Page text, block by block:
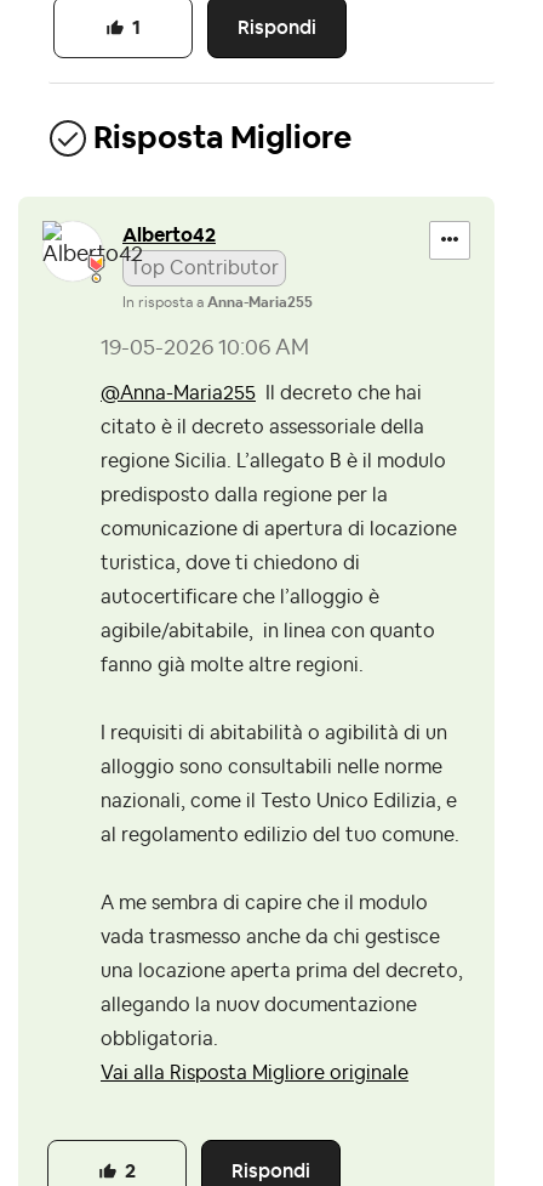
Rispondi
1
Risposta Migliore
Alberto42
Top Contributor
In risposta a Anna-Maria255
‎19-05-2026 10:06 AM
@Anna-Maria255 Il decreto che hai
citato è il decreto assessoriale della
regione Sicilia. L’allegato B è il modulo
predisposto dalla regione per la
comunicazione di apertura di locazione
turistica, dove ti chiedono di
autocertificare che l’alloggio è
agibile/abitabile, in linea con quanto
fanno già molte altre regioni.
I requisiti di abitabilità o agibilità di un
alloggio sono consultabili nelle norme
nazionali, come il Testo Unico Edilizia, e
al regolamento edilizio del tuo comune.
A me sembra di capire che il modulo
vada trasmesso anche da chi gestisce
una locazione aperta prima del decreto,
allegando la nuov documentazione
obbligatoria.
Vai alla Risposta Migliore originale
Rispondi
2